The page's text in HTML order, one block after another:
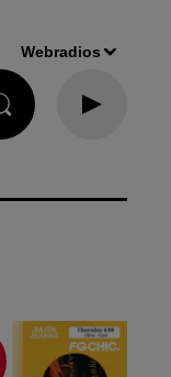
Webradios